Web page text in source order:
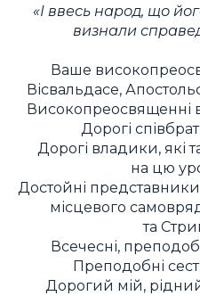
«І ввесь народ, що
визнали
Ваше
Вісвальдасе,
Високопреосвященні
Дорогі
Дорогі владики, які
на цю
Достойні представники
місцевого
та
Всечесні,
Преподобні
Дорогий мій,